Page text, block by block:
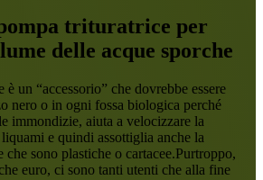
trituratrice per
delle acque sporche
un “accessorio” che dovrebbe essere
nero o in ogni fossa biologica perché
immondizie, aiuta a velocizzare la
e quindi assottiglia anche la
che sono plastiche o cartacee.Purtroppo,
euro, ci sono tanti utenti che alla fine